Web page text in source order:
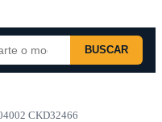
BUSCAR
CKD32466